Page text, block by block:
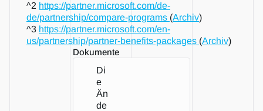
^2 https://partner.microsoft.com/de-
de/partnership/compare-programs (Archiv)
^3 https://partner.microsoft.com/en-
us/partnership/partner-benefits-packages (Archiv)
Dokumente
Di
e
Än
de